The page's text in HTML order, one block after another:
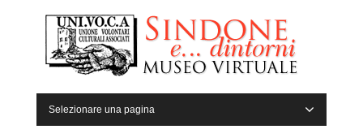
Selezionare una pagina